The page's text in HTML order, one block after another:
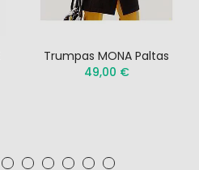
Trumpas MONA Paltas
49,00 €